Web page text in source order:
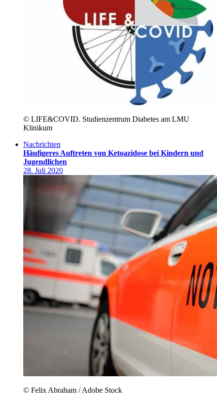
© LIFE&COVID. Studienzentrum Diabetes am LMU
Klinikum
Nachrichten
Häufigeres Auftreten von Ketoazidose bei Kindern und
Jugendlichen
28. Juli 2020
© Felix Abraham / Adobe Stock